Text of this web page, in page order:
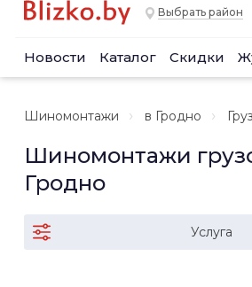
Выбрать район
Новости Каталог Скидки
Шиномонтажи в Гродно
Шиномонтажи
Гродно
Услуга